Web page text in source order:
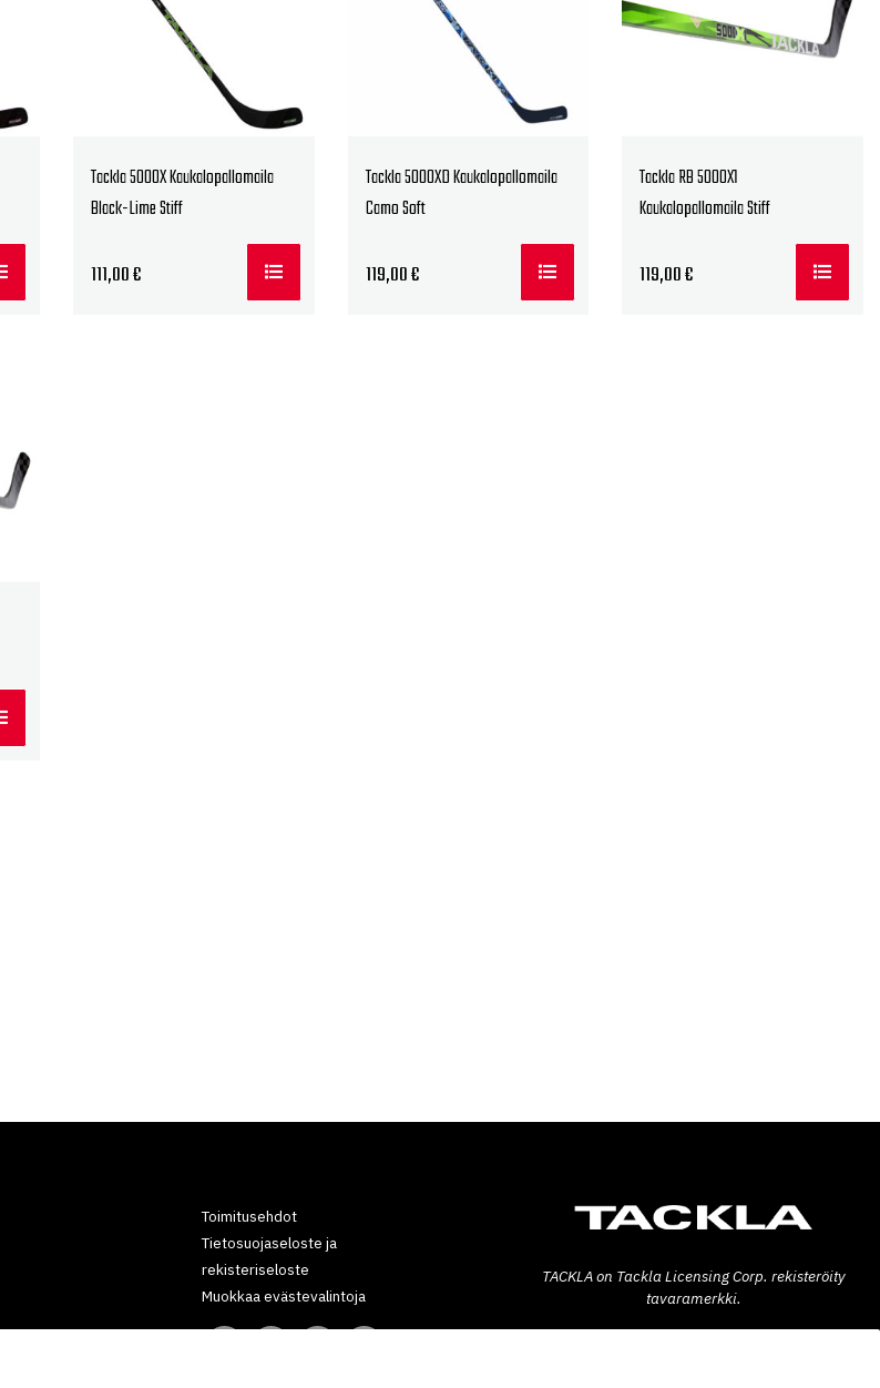
Tackla 5000X Kaukalopallomaila
Black-Lime Stiff
111,00€
Tackla 5000XD Kaukalopallomaila
Camo Soft
119,00€
Tackla RB 5000X1
Kaukalopallomaila Stiff
119,00€
Toimitusehdot
Tietosuojaseloste ja
rekisteriseloste
Muokkaa evästevalintoja
TACKLA on Tackla Licensing Corp. rekisteröity
tavaramerkki.